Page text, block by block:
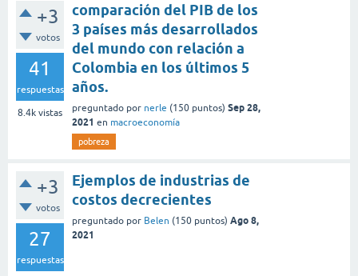
+3
votos
41
respuestas
8.4k vistas
comparación del PIB de los
3 países más desarrollados
del mundo con relación a
Colombia en los últimos 5
años.
preguntado por nerle (150 puntos) Sep 28,
2021 en macroeconomía
pobreza
+3
votos
27
respuestas
Ejemplos de industrias de
costos decrecientes
preguntado por Belen (150 puntos) Ago 8,
2021